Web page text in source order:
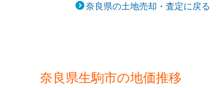
奈良県の土地売却・査定に戻る
奈良県生駒市の地価推移